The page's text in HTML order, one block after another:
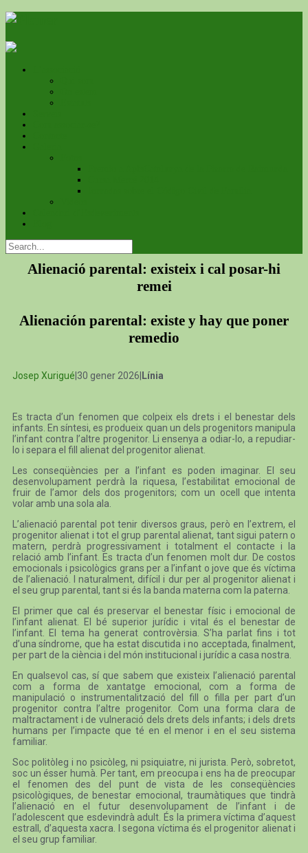
Alienació parental: existeix i cal posar-hi
remei
Alienación parental: existe y hay que poner
remedio
Josep Xurigué |30 gener 2026| Línia
Es tracta d’un fenomen que colpeix els drets i el benestar dels
infants. En síntesi, es produeix quan un dels progenitors manipula
l’infant contra l’altre progenitor. Li ensenya a odiar-lo, a repudiar-
lo i separa el fill alienat del progenitor alienat.
Les conseqüències per a l’infant es poden imaginar. El seu
desenvolupament perdrà la riquesa, l’estabilitat emocional de
fruir de l’amor dels dos progenitors; com un ocell que intenta
volar amb una sola ala.
L’alienació parental pot tenir diversos graus, però en l’extrem, el
progenitor alienat i tot el grup parental alienat, tant sigui patern o
matern, perdrà progressivament i totalment el contacte i la
relació amb l’infant. Es tracta d’un fenomen molt dur. De costos
emocionals i psicològics grans per a l’infant o jove que és víctima
de l’alienació. I naturalment, difícil i dur per al progenitor alienat i
el seu grup parental, tant si és la banda materna com la paterna.
El primer que cal és preservar el benestar físic i emocional de
l’infant alienat. El bé superior jurídic i vital és el benestar de
l’infant. El tema ha generat controvèrsia. S’ha parlat fins i tot
d’una síndrome, que ha estat discutida i no acceptada, finalment,
per part de la ciència i del món institucional i jurídic a casa nostra.
En qualsevol cas, sí que sabem que existeix l’alienació parental
com a forma de xantatge emocional, com a forma de
manipulació o instrumentalització del fill o filla per part d’un
progenitor contra l’altre progenitor. Com una forma clara de
maltractament i de vulneració dels drets dels infants; i dels drets
humans per l’impacte que té en el menor i en el seu sistema
familiar.
Soc politòleg i no psicòleg, ni psiquiatre, ni jurista. Però, sobretot,
soc un ésser humà. Per tant, em preocupa i ens ha de preocupar
el fenomen des del punt de vista de les conseqüències
psicològiques, de benestar emocional, traumàtiques que tindrà
l’alienació en el futur desenvolupament de l’infant i de
l’adolescent que esdevindrà adult. És la primera víctima d’aquest
estrall, d’aquesta xacra. I segona víctima és el progenitor alienat i
el seu grup familiar.